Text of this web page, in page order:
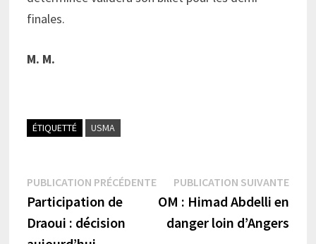
finales.
M. M.
ÉTIQUETTÉ USMA
Navigation
de
l’article
PUBLICATION PRÉCÉDENTEPublication
précédente :
Participation de
Draoui : décision
PUBLICATION SUIVANTE
OM : Himad Abdelli en
danger loin d’Angers